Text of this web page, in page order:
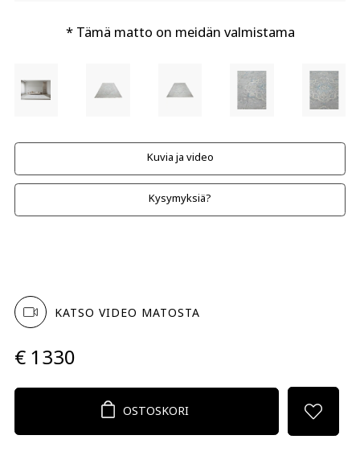
* Tämä matto on meidän valmistama
Kuvia ja video
Kysymyksiä?
KATSO VIDEO MATOSTA
€ 1330
OSTOSKORI